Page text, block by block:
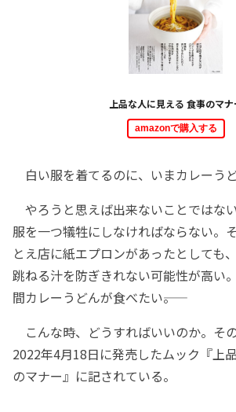
上品な人に見える 食事のマナ
amazonで購入する
白い服を着てるのに、いまカレーう
やろうと思えば出来ないことではな
服を一つ犠牲にしなければならない。
とえ店に紙エプロンがあったとしても
跳ねる汁を防ぎきれない可能性が高い
間カレーうどんが食べたい――。
こんな時、どうすればいいのか。そ
2022年4月18日に発売したムック『上
のマナー』に記されている。